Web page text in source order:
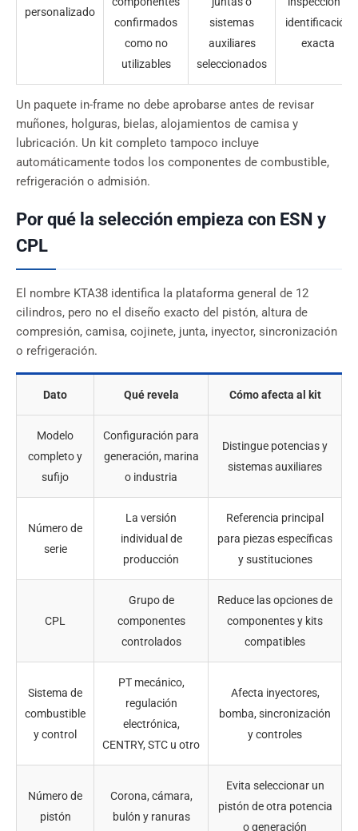
personalizado
confirmados
como no
utilizables
sistemas
auxiliares
seleccionados
identificación
exacta
Un paquete in-frame no debe aprobarse antes de revisar
muñones, holguras, bielas, alojamientos de camisa y
lubricación. Un kit completo tampoco incluye
automáticamente todos los componentes de combustible,
refrigeración o admisión.
Por qué la selección empieza con ESN y
CPL
El nombre KTA38 identifica la plataforma general de 12
cilindros, pero no el diseño exacto del pistón, altura de
compresión, camisa, cojinete, junta, inyector, sincronización
o refrigeración.
Dato Qué revela Cómo afecta al kit
Modelo
completo y
sufijo
Configuración para
generación, marina
o industria
Distingue potencias y
sistemas auxiliares
Número de
serie
La versión
individual de
producción
Referencia principal
para piezas específicas
y sustituciones
CPL
Grupo de
componentes
controlados
Reduce las opciones de
componentes y kits
compatibles
Sistema de
combustible
y control
PT mecánico,
regulación
electrónica,
CENTRY, STC u otro
Afecta inyectores,
bomba, sincronización
y controles
Número de
pistón
Corona, cámara,
bulón y ranuras
Evita seleccionar un
pistón de otra potencia
o generación